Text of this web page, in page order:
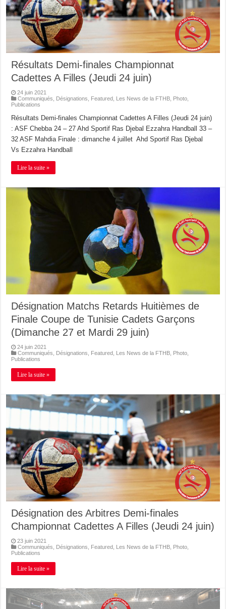
Résultats Demi-finales Championnat
Cadettes A Filles (Jeudi 24 juin)
24 juin 2021
Communiqués
Désignations Featured Les News de la FTHB Photo
Publications
Résultats Demi-finales Championnat Cadettes A Filles (Jeudi 24 juin)
: ASF Chebba 24 – 27 Ahd Sportif Ras Djebal Ezzahra Handball 33 –
32 ASF Mahdia Finale : dimanche 4 juillet Ahd Sportif Ras Djebal
Vs Ezzahra Handball
Lire la suite »
Désignation Matchs Retards Huitièmes de
Finale Coupe de Tunisie Cadets Garçons
(Dimanche 27 et Mardi 29 juin)
24 juin 2021
Communiqués
Désignations Featured Les News de la FTHB Photo
Publications
Lire la suite »
Désignation des Arbitres Demi-finales
Championnat Cadettes A Filles (Jeudi 24 juin)
23 juin 2021
Communiqués
Désignations Featured Les News de la FTHB Photo
Publications
Lire la suite »